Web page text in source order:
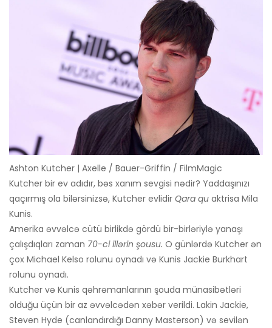
Ashton Kutcher | Axelle / Bauer-Griffin / FilmMagic
Kutcher bir ev adıdır, bəs xanım sevgisi nədir? Yaddaşınızı
qaçırmış ola bilərsinizsə, Kutcher evlidir Qara qu aktrisa Mila
Kunis.
Amerika əvvəlcə cütü birlikdə gördü bir-birləriylə yanaşı
çalışdıqları zaman 70-ci illərin şousu. O günlərdə Kutcher ən
çox Michael Kelso rolunu oynadı və Kunis Jackie Burkhart
rolunu oynadı.
Kutcher və Kunis qəhrəmanlarının şouda münasibətləri
olduğu üçün bir az əvvəlcədən xəbər verildi. Lakin Jackie,
Steven Hyde (canlandırdığı Danny Masterson) və sevilən